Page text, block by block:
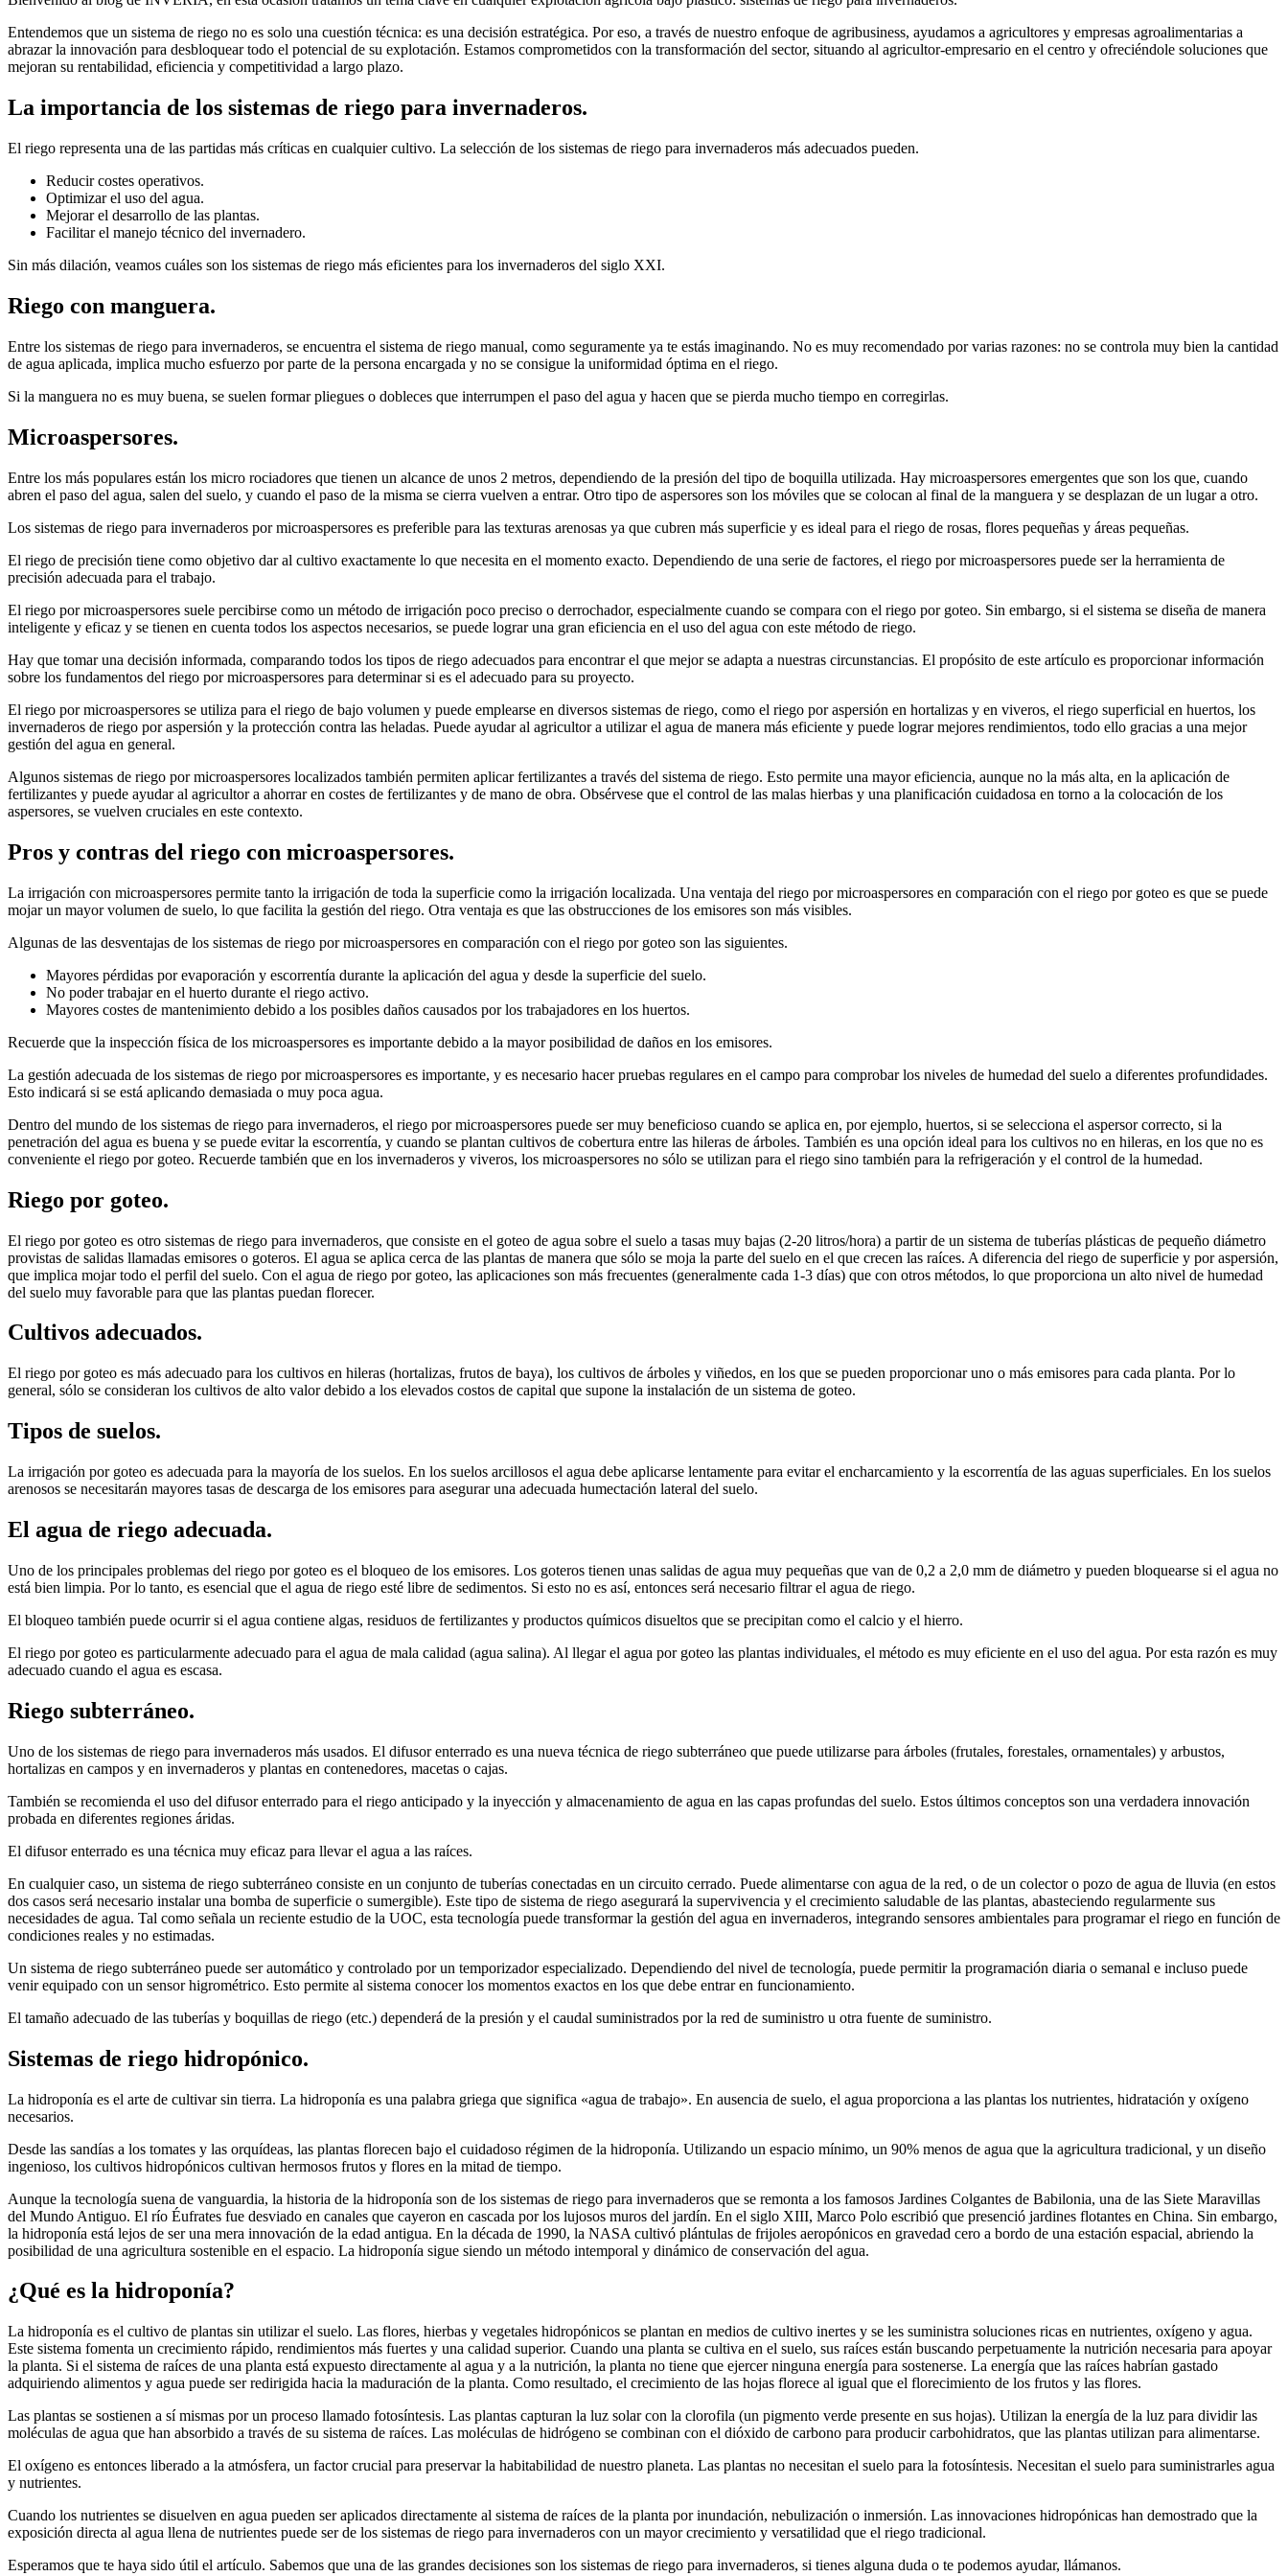
Entendemos que un sistema de riego no es solo una cuestión técnica: es una decisión estratégica. Por eso, a través de nuestro enfoque de agribusiness, ayudamos a agricultores y empresas agroalimentarias a
abrazar la innovación para desbloquear todo el potencial de su explotación. Estamos comprometidos con la transformación del sector, situando al agricultor-empresario en el centro y ofreciéndole soluciones que
mejoran su rentabilidad, eficiencia y competitividad a largo plazo.
La importancia de los sistemas de riego para invernaderos.
El riego representa una de las partidas más críticas en cualquier cultivo. La selección de los sistemas de riego para invernaderos más adecuados pueden.
Reducir costes operativos.
Optimizar el uso del agua.
Mejorar el desarrollo de las plantas.
Facilitar el manejo técnico del invernadero.
Sin más dilación, veamos cuáles son los sistemas de riego más eficientes para los invernaderos del siglo XXI.
Riego con manguera.
Entre los sistemas de riego para invernaderos, se encuentra el sistema de riego manual, como seguramente ya te estás imaginando. No es muy recomendado por varias razones: no se controla muy bien la cantidad
de agua aplicada, implica mucho esfuerzo por parte de la persona encargada y no se consigue la uniformidad óptima en el riego.
Si la manguera no es muy buena, se suelen formar pliegues o dobleces que interrumpen el paso del agua y hacen que se pierda mucho tiempo en corregirlas.
Microaspersores.
Entre los más populares están los micro rociadores que tienen un alcance de unos 2 metros, dependiendo de la presión del tipo de boquilla utilizada. Hay microaspersores emergentes que son los que, cuando
abren el paso del agua, salen del suelo, y cuando el paso de la misma se cierra vuelven a entrar. Otro tipo de aspersores son los móviles que se colocan al final de la manguera y se desplazan de un lugar a otro.
Los sistemas de riego para invernaderos por microaspersores es preferible para las texturas arenosas ya que cubren más superficie y es ideal para el riego de rosas, flores pequeñas y áreas pequeñas.
El riego de precisión tiene como objetivo dar al cultivo exactamente lo que necesita en el momento exacto. Dependiendo de una serie de factores, el riego por microaspersores puede ser la herramienta de
precisión adecuada para el trabajo.
El riego por microaspersores suele percibirse como un método de irrigación poco preciso o derrochador, especialmente cuando se compara con el riego por goteo. Sin embargo, si el sistema se diseña de manera
inteligente y eficaz y se tienen en cuenta todos los aspectos necesarios, se puede lograr una gran eficiencia en el uso del agua con este método de riego.
Hay que tomar una decisión informada, comparando todos los tipos de riego adecuados para encontrar el que mejor se adapta a nuestras circunstancias. El propósito de este artículo es proporcionar información
sobre los fundamentos del riego por microaspersores para determinar si es el adecuado para su proyecto.
El riego por microaspersores se utiliza para el riego de bajo volumen y puede emplearse en diversos sistemas de riego, como el riego por aspersión en hortalizas y en viveros, el riego superficial en huertos, los
invernaderos de riego por aspersión y la protección contra las heladas. Puede ayudar al agricultor a utilizar el agua de manera más eficiente y puede lograr mejores rendimientos, todo ello gracias a una mejor
gestión del agua en general.
Algunos sistemas de riego por microaspersores localizados también permiten aplicar fertilizantes a través del sistema de riego. Esto permite una mayor eficiencia, aunque no la más alta, en la aplicación de
fertilizantes y puede ayudar al agricultor a ahorrar en costes de fertilizantes y de mano de obra. Obsérvese que el control de las malas hierbas y una planificación cuidadosa en torno a la colocación de los
aspersores, se vuelven cruciales en este contexto.
Pros y contras del riego con microaspersores.
La irrigación con microaspersores permite tanto la irrigación de toda la superficie como la irrigación localizada. Una ventaja del riego por microaspersores en comparación con el riego por goteo es que se puede
mojar un mayor volumen de suelo, lo que facilita la gestión del riego. Otra ventaja es que las obstrucciones de los emisores son más visibles.
Algunas de las desventajas de los sistemas de riego por microaspersores en comparación con el riego por goteo son las siguientes.
Mayores pérdidas por evaporación y escorrentía durante la aplicación del agua y desde la superficie del suelo.
No poder trabajar en el huerto durante el riego activo.
Mayores costes de mantenimiento debido a los posibles daños causados por los trabajadores en los huertos.
Recuerde que la inspección física de los microaspersores es importante debido a la mayor posibilidad de daños en los emisores.
La gestión adecuada de los sistemas de riego por microaspersores es importante, y es necesario hacer pruebas regulares en el campo para comprobar los niveles de humedad del suelo a diferentes profundidades.
Esto indicará si se está aplicando demasiada o muy poca agua.
Dentro del mundo de los sistemas de riego para invernaderos, el riego por microaspersores puede ser muy beneficioso cuando se aplica en, por ejemplo, huertos, si se selecciona el aspersor correcto, si la
penetración del agua es buena y se puede evitar la escorrentía, y cuando se plantan cultivos de cobertura entre las hileras de árboles. También es una opción ideal para los cultivos no en hileras, en los que no es
conveniente el riego por goteo. Recuerde también que en los invernaderos y viveros, los microaspersores no sólo se utilizan para el riego sino también para la refrigeración y el control de la humedad.
Riego por goteo.
El riego por goteo es otro sistemas de riego para invernaderos, que consiste en el goteo de agua sobre el suelo a tasas muy bajas (2-20 litros/hora) a partir de un sistema de tuberías plásticas de pequeño diámetro
provistas de salidas llamadas emisores o goteros. El agua se aplica cerca de las plantas de manera que sólo se moja la parte del suelo en el que crecen las raíces. A diferencia del riego de superficie y por aspersión,
que implica mojar todo el perfil del suelo. Con el agua de riego por goteo, las aplicaciones son más frecuentes (generalmente cada 1-3 días) que con otros métodos, lo que proporciona un alto nivel de humedad
del suelo muy favorable para que las plantas puedan florecer.
Cultivos adecuados.
El riego por goteo es más adecuado para los cultivos en hileras (hortalizas, frutos de baya), los cultivos de árboles y viñedos, en los que se pueden proporcionar uno o más emisores para cada planta. Por lo
general, sólo se consideran los cultivos de alto valor debido a los elevados costos de capital que supone la instalación de un sistema de goteo.
Tipos de suelos.
La irrigación por goteo es adecuada para la mayoría de los suelos. En los suelos arcillosos el agua debe aplicarse lentamente para evitar el encharcamiento y la escorrentía de las aguas superficiales. En los suelos
arenosos se necesitarán mayores tasas de descarga de los emisores para asegurar una adecuada humectación lateral del suelo.
El agua de riego adecuada.
Uno de los principales problemas del riego por goteo es el bloqueo de los emisores. Los goteros tienen unas salidas de agua muy pequeñas que van de 0,2 a 2,0 mm de diámetro y pueden bloquearse si el agua no
está bien limpia. Por lo tanto, es esencial que el agua de riego esté libre de sedimentos. Si esto no es así, entonces será necesario filtrar el agua de riego.
El bloqueo también puede ocurrir si el agua contiene algas, residuos de fertilizantes y productos químicos disueltos que se precipitan como el calcio y el hierro.
El riego por goteo es particularmente adecuado para el agua de mala calidad (agua salina). Al llegar el agua por goteo las plantas individuales, el método es muy eficiente en el uso del agua. Por esta razón es muy
adecuado cuando el agua es escasa.
Riego subterráneo.
Uno de los sistemas de riego para invernaderos más usados. El difusor enterrado es una nueva técnica de riego subterráneo que puede utilizarse para árboles (frutales, forestales, ornamentales) y arbustos,
hortalizas en campos y en invernaderos y plantas en contenedores, macetas o cajas.
También se recomienda el uso del difusor enterrado para el riego anticipado y la inyección y almacenamiento de agua en las capas profundas del suelo. Estos últimos conceptos son una verdadera innovación
probada en diferentes regiones áridas.
El difusor enterrado es una técnica muy eficaz para llevar el agua a las raíces.
En cualquier caso, un sistema de riego subterráneo consiste en un conjunto de tuberías conectadas en un circuito cerrado. Puede alimentarse con agua de la red, o de un colector o pozo de agua de lluvia (en estos
dos casos será necesario instalar una bomba de superficie o sumergible). Este tipo de sistema de riego asegurará la supervivencia y el crecimiento saludable de las plantas, abasteciendo regularmente sus
necesidades de agua. Tal como señala un reciente estudio de la UOC, esta tecnología puede transformar la gestión del agua en invernaderos, integrando sensores ambientales para programar el riego en función de
condiciones reales y no estimadas.
Un sistema de riego subterráneo puede ser automático y controlado por un temporizador especializado. Dependiendo del nivel de tecnología, puede permitir la programación diaria o semanal e incluso puede
venir equipado con un sensor higrométrico. Esto permite al sistema conocer los momentos exactos en los que debe entrar en funcionamiento.
El tamaño adecuado de las tuberías y boquillas de riego (etc.) dependerá de la presión y el caudal suministrados por la red de suministro u otra fuente de suministro.
Sistemas de riego hidropónico.
La hidroponía es el arte de cultivar sin tierra. La hidroponía es una palabra griega que significa «agua de trabajo». En ausencia de suelo, el agua proporciona a las plantas los nutrientes, hidratación y oxígeno
necesarios.
Desde las sandías a los tomates y las orquídeas, las plantas florecen bajo el cuidadoso régimen de la hidroponía. Utilizando un espacio mínimo, un 90% menos de agua que la agricultura tradicional, y un diseño
ingenioso, los cultivos hidropónicos cultivan hermosos frutos y flores en la mitad de tiempo.
Aunque la tecnología suena de vanguardia, la historia de la hidroponía son de los sistemas de riego para invernaderos que se remonta a los famosos Jardines Colgantes de Babilonia, una de las Siete Maravillas
del Mundo Antiguo. El río Éufrates fue desviado en canales que cayeron en cascada por los lujosos muros del jardín. En el siglo XIII, Marco Polo escribió que presenció jardines flotantes en China. Sin embargo,
la hidroponía está lejos de ser una mera innovación de la edad antigua. En la década de 1990, la NASA cultivó plántulas de frijoles aeropónicos en gravedad cero a bordo de una estación espacial, abriendo la
posibilidad de una agricultura sostenible en el espacio. La hidroponía sigue siendo un método intemporal y dinámico de conservación del agua.
¿Qué es la hidroponía?
La hidroponía es el cultivo de plantas sin utilizar el suelo. Las flores, hierbas y vegetales hidropónicos se plantan en medios de cultivo inertes y se les suministra soluciones ricas en nutrientes, oxígeno y agua.
Este sistema fomenta un crecimiento rápido, rendimientos más fuertes y una calidad superior. Cuando una planta se cultiva en el suelo, sus raíces están buscando perpetuamente la nutrición necesaria para apoyar
la planta. Si el sistema de raíces de una planta está expuesto directamente al agua y a la nutrición, la planta no tiene que ejercer ninguna energía para sostenerse. La energía que las raíces habrían gastado
adquiriendo alimentos y agua puede ser redirigida hacia la maduración de la planta. Como resultado, el crecimiento de las hojas florece al igual que el florecimiento de los frutos y las flores.
Las plantas se sostienen a sí mismas por un proceso llamado fotosíntesis. Las plantas capturan la luz solar con la clorofila (un pigmento verde presente en sus hojas). Utilizan la energía de la luz para dividir las
moléculas de agua que han absorbido a través de su sistema de raíces. Las moléculas de hidrógeno se combinan con el dióxido de carbono para producir carbohidratos, que las plantas utilizan para alimentarse.
El oxígeno es entonces liberado a la atmósfera, un factor crucial para preservar la habitabilidad de nuestro planeta. Las plantas no necesitan el suelo para la fotosíntesis. Necesitan el suelo para suministrarles agua
y nutrientes.
Cuando los nutrientes se disuelven en agua pueden ser aplicados directamente al sistema de raíces de la planta por inundación, nebulización o inmersión. Las innovaciones hidropónicas han demostrado que la
exposición directa al agua llena de nutrientes puede ser de los sistemas de riego para invernaderos con un mayor crecimiento y versatilidad que el riego tradicional.
Esperamos que te haya sido útil el artículo. Sabemos que una de las grandes decisiones son los sistemas de riego para invernaderos, si tienes alguna duda o te podemos ayudar, llámanos.